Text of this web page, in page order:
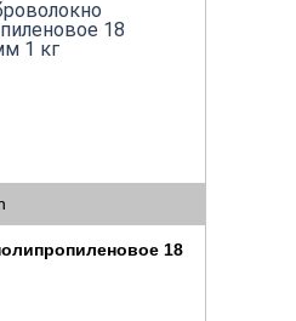
18